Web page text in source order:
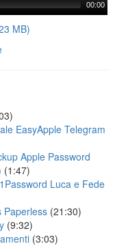
00:00
MB)
EasyApple Telegram
Apple Password
(1:47)
Luca e Fede
Paperless (21:30)
(9:32)
(3:03)